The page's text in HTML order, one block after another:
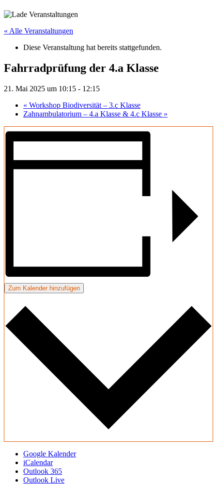
« Alle Veranstaltungen
Diese Veranstaltung hat bereits stattgefunden.
Fahrradprüfung der 4.a Klasse
21. Mai 2025 um 10:15 - 12:15
« Workshop Biodiversität – 3.c Klasse
Zahnambulatorium – 4.a Klasse & 4.c Klasse »
Zum Kalender hinzufügen
Google Kalender
iCalendar
Outlook 365
Outlook Live